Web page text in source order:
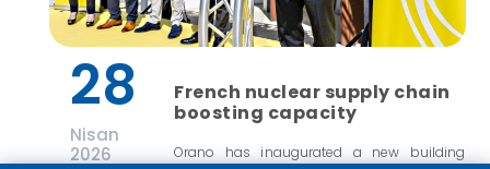
28
Nisan
2026
French nuclear supply chain
boosting capacity
Orano has inaugurated a new building